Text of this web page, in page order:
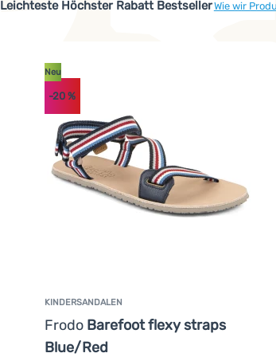
Leichteste Höchster Rabatt BestsellerWie wir
KINDERSANDALEN
Frodo Barefoot flexy straps
Blue/Red
Neu
-20 %